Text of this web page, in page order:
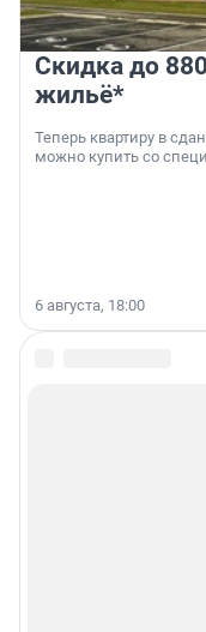
Скидка до
жильё*
Теперь квартиру в
можно купить со
6 августа, 18:00